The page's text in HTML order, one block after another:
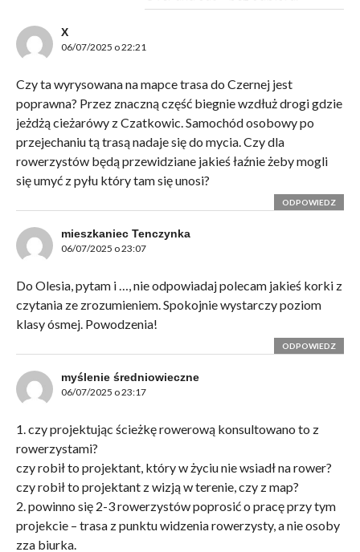
X
06/07/2025 o 22:21
Czy ta wyrysowana na mapce trasa do Czernej jest
poprawna? Przez znaczną część biegnie wzdłuż drogi gdzie
jeżdżą cieżarówy z Czatkowic. Samochód osobowy po
przejechaniu tą trasą nadaje się do mycia. Czy dla
rowerzystów będą przewidziane jakieś łaźnie żeby mogli
się umyć z pyłu który tam się unosi?
ODPOWIEDZ
mieszkaniec Tenczynka
06/07/2025 o 23:07
Do Olesia, pytam i …, nie odpowiadaj polecam jakieś korki z
czytania ze zrozumieniem. Spokojnie wystarczy poziom
klasy ósmej. Powodzenia!
ODPOWIEDZ
myślenie średniowieczne
06/07/2025 o 23:17
1. czy projektując ścieżkę rowerową konsultowano to z
rowerzystami?
czy robił to projektant, który w życiu nie wsiadł na rower?
czy robił to projektant z wizją w terenie, czy z map?
2. powinno się 2-3 rowerzystów poprosić o pracę przy tym
projekcie – trasa z punktu widzenia rowerzysty, a nie osoby
zza biurka.